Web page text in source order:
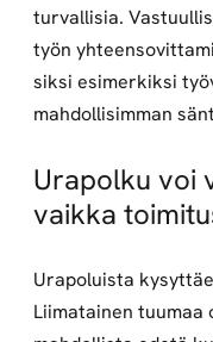
turvallisia.
työn
siksi esimerkiksi
mahdollisimman
Urapolku voi
vaikka
Urapoluista
Liimatainen